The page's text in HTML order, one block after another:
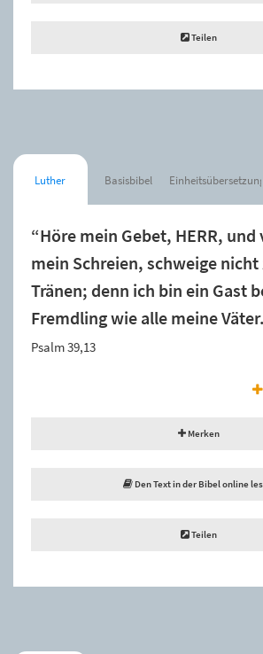
Teilen
Luther Basisbibel Einheitsübersetzung
“Höre mein Gebet, HERR,
mein Schreien, schweige nicht
Tränen; denn ich bin ein Gast
Fremdling wie alle meine
Psalm 39,13
Merken
Den Text in der Bibel online
Teilen